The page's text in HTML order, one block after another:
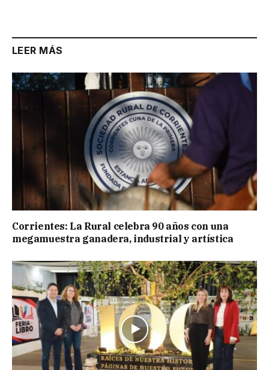
LEER MÁS
Corrientes: La Rural celebra 90 años con una
megamuestra ganadera, industrial y artística